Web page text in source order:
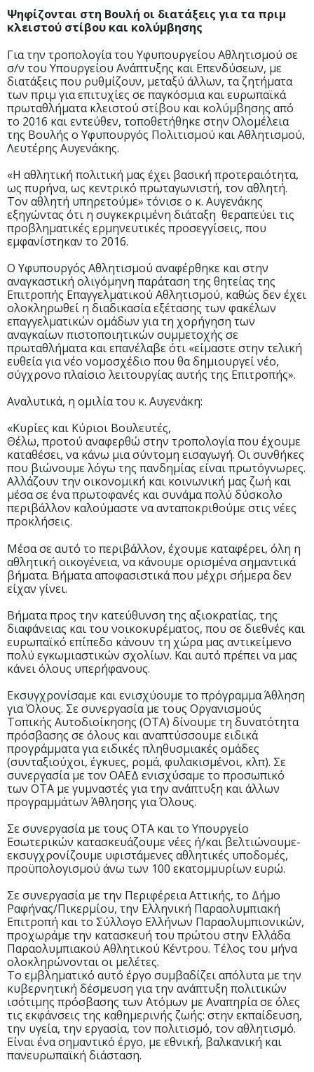
Ψηφίζονται στη Βουλή οι διατάξεις για τα πριμ
κλειστού στίβου και κολύμβησης
Για την τροπολογία του Υφυπουργείου Αθλητισμού σε
σ/ν του Υπουργείου Ανάπτυξης και Επενδύσεων, με
διατάξεις που ρυθμίζουν, μεταξύ άλλων, τα ζητήματα
των πριμ για επιτυχίες σε παγκόσμια και ευρωπαϊκά
πρωταθλήματα κλειστού στίβου και κολύμβησης από
το 2016 και εντεύθεν, τοποθετήθηκε στην Ολομέλεια
της Βουλής ο Υφυπουργός Πολιτισμού και Αθλητισμού,
Λευτέρης Αυγενάκης.
«Η αθλητική πολιτική μας έχει βασική προτεραιότητα,
ως πυρήνα, ως κεντρικό πρωταγωνιστή, τον αθλητή.
Τον αθλητή υπηρετούμε» τόνισε ο κ. Αυγενάκης
εξηγώντας ότι η συγκεκριμένη διάταξη θεραπεύει τις
προβληματικές ερμηνευτικές προσεγγίσεις, που
εμφανίστηκαν το 2016.
Ο Υφυπουργός Αθλητισμού αναφέρθηκε και στην
αναγκαστική ολιγόμηνη παράταση της θητείας της
Επιτροπής Επαγγελματικού Αθλητισμού, καθώς δεν έχει
ολοκληρωθεί η διαδικασία εξέτασης των φακέλων
επαγγελματικών ομάδων για τη χορήγηση των
αναγκαίων πιστοποιητικών συμμετοχής σε
πρωταθλήματα και επανέλαβε ότι «είμαστε στην τελική
ευθεία για νέο νομοσχέδιο που θα δημιουργεί νέο,
σύγχρονο πλαίσιο λειτουργίας αυτής της Επιτροπής».
Αναλυτικά, η ομιλία του κ. Αυγενάκη:
«Κυρίες και Κύριοι Βουλευτές,
Θέλω, προτού αναφερθώ στην τροπολογία που έχουμε
καταθέσει, να κάνω μια σύντομη εισαγωγή. Οι συνθήκες
που βιώνουμε λόγω της πανδημίας είναι πρωτόγνωρες.
Αλλάζουν την οικονομική και κοινωνική μας ζωή και
μέσα σε ένα πρωτοφανές και συνάμα πολύ δύσκολο
περιβάλλον καλούμαστε να ανταποκριθούμε στις νέες
προκλήσεις.
Μέσα σε αυτό το περιβάλλον, έχουμε καταφέρει, όλη η
αθλητική οικογένεια, να κάνουμε ορισμένα σημαντικά
βήματα. Βήματα αποφασιστικά που μέχρι σήμερα δεν
είχαν γίνει.
Βήματα προς την κατεύθυνση της αξιοκρατίας, της
διαφάνειας και του νοικοκυρέματος, που σε διεθνές και
ευρωπαϊκό επίπεδο κάνουν τη χώρα μας αντικείμενο
πολύ εγκωμιαστικών σχολίων. Και αυτό πρέπει να μας
κάνει όλους υπερήφανους.
Εκσυγχρονίσαμε και ενισχύουμε το πρόγραμμα Άθληση
για Όλους. Σε συνεργασία με τους Οργανισμούς
Τοπικής Αυτοδιοίκησης (ΟΤΑ) δίνουμε τη δυνατότητα
πρόσβασης σε όλους και αναπτύσσουμε ειδικά
προγράμματα για ειδικές πληθυσμιακές ομάδες
(συνταξιούχοι, έγκυες, ρομά, φυλακισμένοι, κλπ). Σε
συνεργασία με τον ΟΑΕΔ ενισχύσαμε το προσωπικό
των ΟΤΑ με γυμναστές για την ανάπτυξη και άλλων
προγραμμάτων Άθλησης για Όλους.
Σε συνεργασία με τους ΟΤΑ και το Υπουργείο
Εσωτερικών κατασκευάζουμε νέες ή/και βελτιώνουμε-
εκσυγχρονίζουμε υφιστάμενες αθλητικές υποδομές,
προϋπολογισμού άνω των 100 εκατομμυρίων ευρώ.
Σε συνεργασία με την Περιφέρεια Αττικής, το Δήμο
Ραφήνας/Πικερμίου, την Ελληνική Παραολυμπιακή
Επιτροπή και το Σύλλογο Ελλήνων Παραολυμπιονικών,
προχωράμε την κατασκευή του πρώτου στην Ελλάδα
Παραολυμπιακού Αθλητικού Κέντρου. Τέλος του μήνα
ολοκληρώνονται οι μελέτες.
Το εμβληματικό αυτό έργο συμβαδίζει απόλυτα με την
κυβερνητική δέσμευση για την ανάπτυξη πολιτικών
ισότιμης πρόσβασης των Ατόμων με Αναπηρία σε όλες
τις εκφάνσεις της καθημερινής ζωής: στην εκπαίδευση,
την υγεία, την εργασία, τον πολιτισμό, τον αθλητισμό.
Είναι ένα σημαντικό έργο, με εθνική, βαλκανική και
πανευρωπαϊκή διάσταση.